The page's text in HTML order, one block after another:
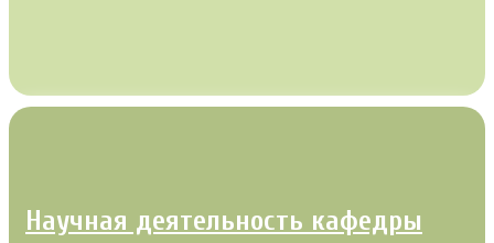
Научная деятельность кафедры